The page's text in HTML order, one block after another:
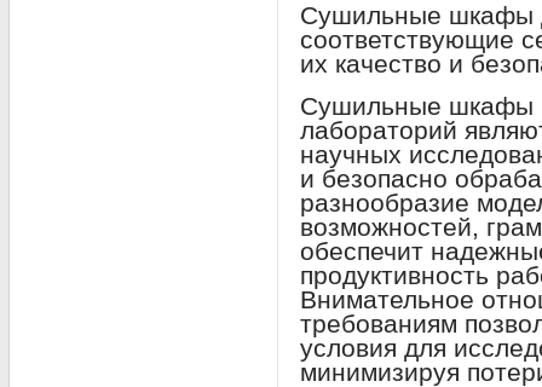
Сушильные шкафы
соответствующие
их качество и
Сушильные
лабораторий
научных
и безопасно
разнообразие
возможностей,
обеспечит
продуктивность
Внимательное
требованиям
условия для
минимизируя